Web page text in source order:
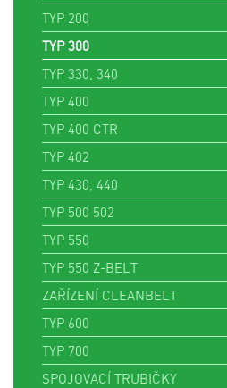
TYP 200
TYP 300
TYP 330, 340
TYP 400
TYP 400 CTR
TYP 402
TYP 430, 440
TYP 500 502
TYP 550
TYP 550 Z-BELT
ZAŘÍZENÍ CLEANBELT
TYP 600
TYP 700
SPOJOVACÍ TRUBIČKY